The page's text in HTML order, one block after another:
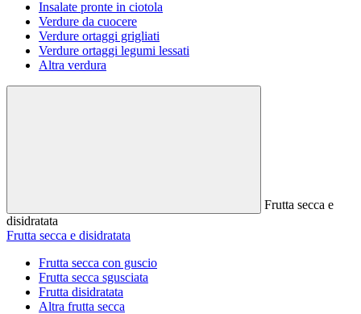
Insalate pronte in ciotola
Verdure da cuocere
Verdure ortaggi grigliati
Verdure ortaggi legumi lessati
Altra verdura
Frutta secca e
disidratata
Frutta secca e disidratata
Frutta secca con guscio
Frutta secca sgusciata
Frutta disidratata
Altra frutta secca